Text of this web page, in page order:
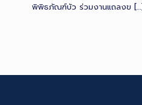
พิพิธภัณฑ์บัว ร่วมงานแถลงข